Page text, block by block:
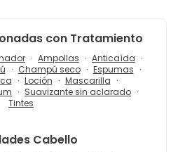
con Tratamiento
Ampollas
Anticaída
Champú seco
Espumas
Loción
Mascarilla
Suavizante sin aclarado
Tintes
Cabello